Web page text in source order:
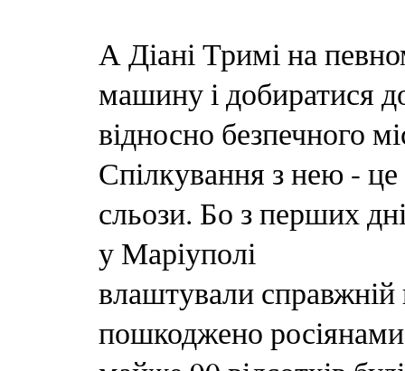
А Діані Тримі на
машину і добиратися
відносно безпечного
Спілкування з нею - це
сльози. Бо з перших
у Маріуполі
влаштували
пошкоджено росіянами